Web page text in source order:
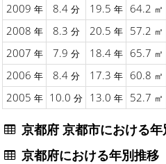
2009 年 8.4 分 19.5 年 64.2 ㎡
2008 年 8.3 分 20.5 年 57.2 ㎡
2007 年 7.9 分 18.4 年 65.7 ㎡
2006 年 8.4 分 17.3 年 60.8 ㎡
2005 年 10.0 分 13.0 年 52.7 ㎡
京都府 京都市における
京都府における年別推